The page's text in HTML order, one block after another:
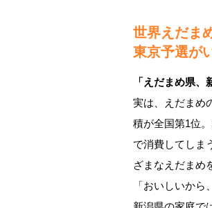
世界えだま
東京予選が
「えだまめ県、
実は、えだまめ
積が全国第1位
で消費してしま
ざまなえだまめ
「おいしいか